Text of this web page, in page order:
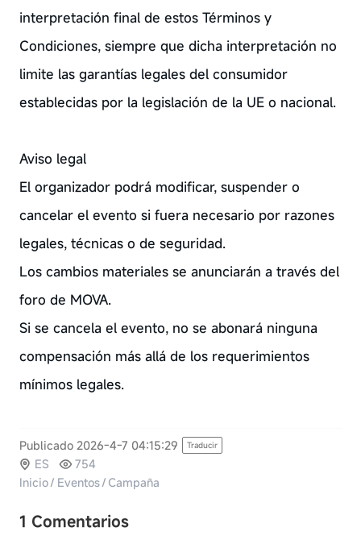
interpretación final de estos Términos y
Condiciones, siempre que dicha interpretación no
limite las garantías legales del consumidor
establecidas por la legislación de la UE o nacional.
Aviso legal
El organizador podrá modificar, suspender o
cancelar el evento si fuera necesario por razones
legales, técnicas o de seguridad.
Los cambios materiales se anunciarán a través del
foro de MOVA.
Si se cancela el evento, no se abonará ninguna
compensación más allá de los requerimientos
mínimos legales.
Publicado 2026-4-7 04:15:29 Traducir
ES
754
Inicio/ Eventos/ Campaña
1 Comentarios